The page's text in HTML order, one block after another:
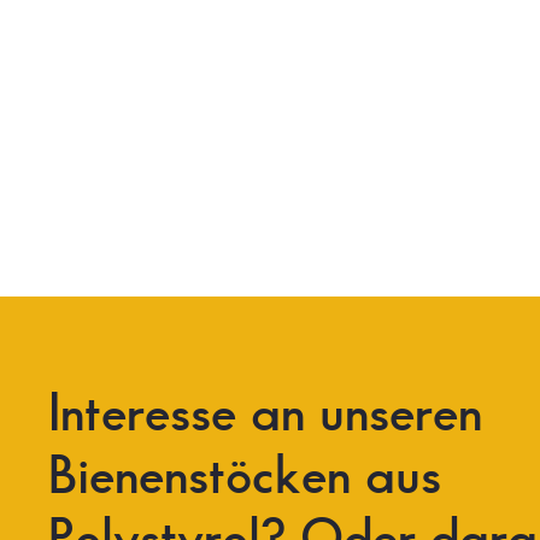
Interesse an unseren
Bienenstöcken aus